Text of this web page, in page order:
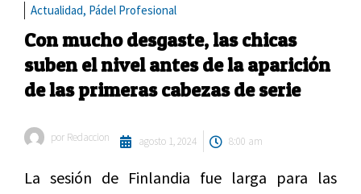
Actualidad, Pádel Profesional
Con mucho desgaste, las chicas
suben el nivel antes de la aparición
de las primeras cabezas de serie
por Redaccion agosto 1, 2024 8:00 am
La sesión de Finlandia fue larga para las